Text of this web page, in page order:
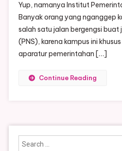
Yup, namanya Institut
Banyak orang yang nganggep
salah satu jalan bergengsi buat
(PNS), karena kampus ini
aparatur pemerintahan […]
Continue Reading